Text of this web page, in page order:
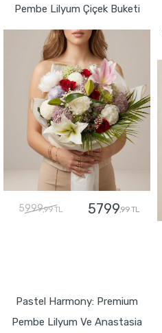
Pembe Lilyum Çiçek Buketi
5999,99 TL 5799,99 TL
Pastel Harmony: Premium
Pembe Lilyum Ve Anastasia